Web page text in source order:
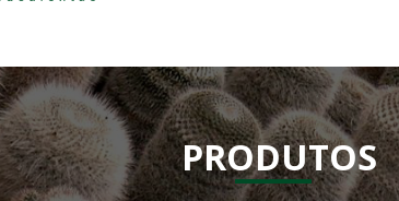
PRODUTOS